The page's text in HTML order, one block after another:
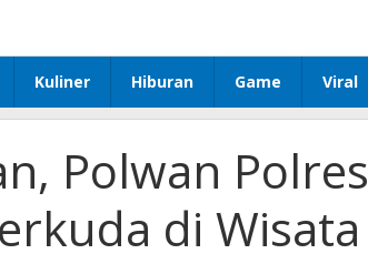
Kuliner Hiburan Game Viral
Polwan Polres
di Wisata